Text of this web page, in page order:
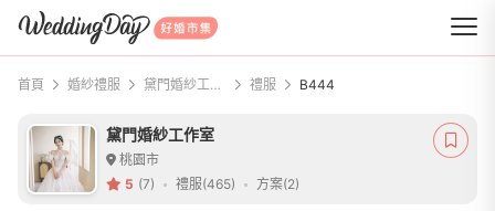
WeddingDay 好婚市集
首頁 婚紗禮服 黛門婚紗工作室 禮服 B444
黛門婚紗工作室
桃園市
5 (7) 禮服(465) 方案(2)